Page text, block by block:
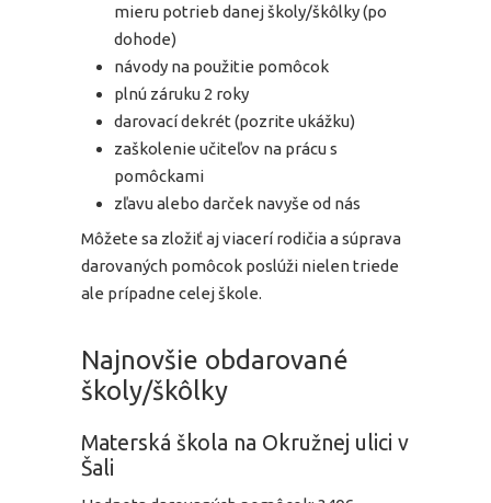
mieru potrieb danej školy/škôlky (po
dohode)
návody na použitie pomôcok
plnú záruku 2 roky
darovací dekrét (pozrite ukážku)
zaškolenie učiteľov na prácu s
pomôckami
zľavu alebo darček navyše od nás
Môžete sa zložiť aj viacerí rodičia a súprava
darovaných pomôcok poslúži nielen triede
ale prípadne celej škole.
Najnovšie obdarované
školy/škôlky
Materská škola na Okružnej ulici v
Šali